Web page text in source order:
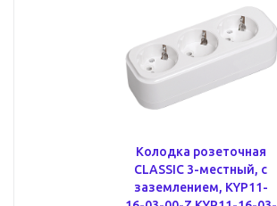
Колодка розеточная
CLASSIC 3-местный, с
заземлением, KYP11-